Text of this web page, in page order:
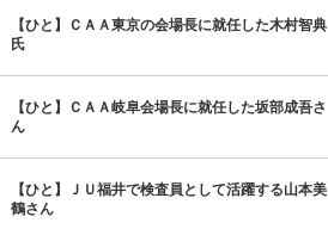
【ひと】ＣＡＡ東京の会場長に就任した木村智典
氏
【ひと】ＣＡＡ岐阜会場長に就任した坂部成吾さ
ん
【ひと】ＪＵ福井で検査員として活躍する山本美
鶴さん